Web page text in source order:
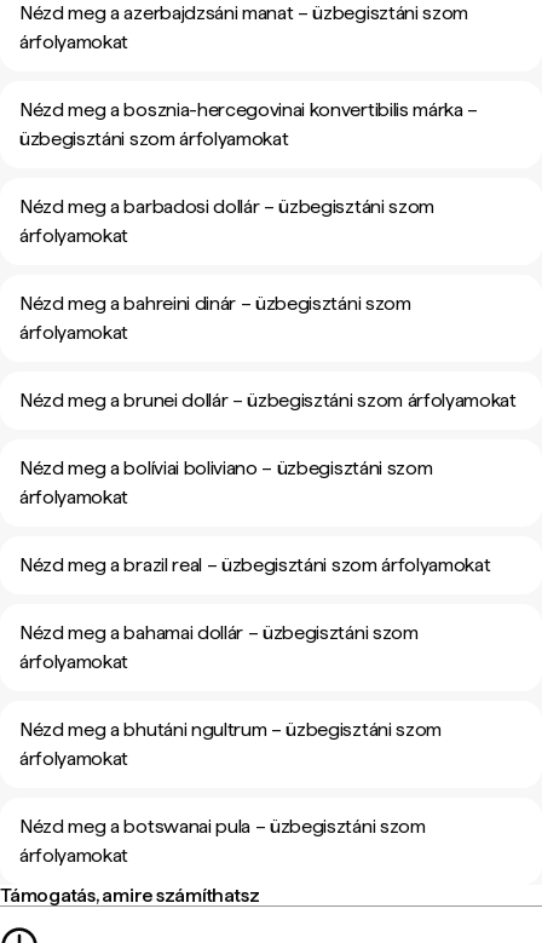
Nézd meg a azerbajdzsáni manat – üzbegisztáni szom
árfolyamokat
Nézd meg a bosznia-hercegovinai konvertibilis márka –
üzbegisztáni szom árfolyamokat
Nézd meg a barbadosi dollár – üzbegisztáni szom
árfolyamokat
Nézd meg a bahreini dinár – üzbegisztáni szom
árfolyamokat
Nézd meg a brunei dollár – üzbegisztáni szom árfolyamokat
Nézd meg a bolíviai boliviano – üzbegisztáni szom
árfolyamokat
Nézd meg a brazil real – üzbegisztáni szom árfolyamokat
Nézd meg a bahamai dollár – üzbegisztáni szom
árfolyamokat
Nézd meg a bhutáni ngultrum – üzbegisztáni szom
árfolyamokat
Nézd meg a botswanai pula – üzbegisztáni szom
árfolyamokat
Támogatás, amire számíthatsz